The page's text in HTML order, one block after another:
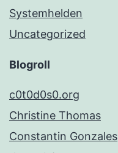
Systemhelden
Uncategorized
Blogroll
c0t0d0s0.org
Christine Thomas
Constantin Gonzales